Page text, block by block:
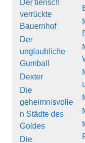
Der tierisch
verrückte
Bauernhof
Der
unglaubliche
Gumball
Dexter
Die
geheimnisvolle
n Städte des
Goldes
Die